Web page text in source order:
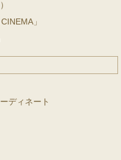
」
ディネート